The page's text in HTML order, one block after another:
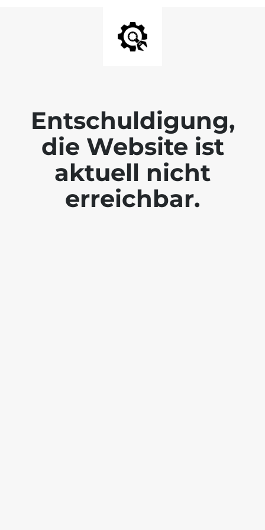
Entschuldigung,
die Website ist
aktuell nicht
erreichbar.